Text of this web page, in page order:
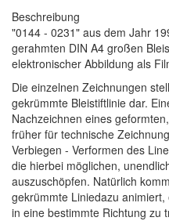
Beschreibung
"0144 - 0231" aus dem Jahr
gerahmten DIN A4 großen
elektronischer Abbildung als
Die einzelnen Zeichnungen
gekrümmte Bleistiftlinie dar.
Nachzeichnen eines
früher für technische
Verbiegen - Verformen des
die hierbei möglichen,
auszuschöpfen. Natürlich
gekrümmte Liniedazu
in eine bestimmte Richtung zu